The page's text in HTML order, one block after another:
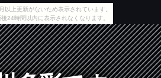
以上更新がないため表示されています。
24時間以内に表示されなくなります。